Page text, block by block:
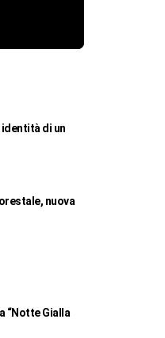
di un
nuova
“Notte Gialla